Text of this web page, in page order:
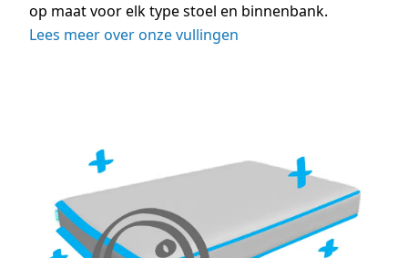
op maat voor elk type stoel en binnenbank.
Lees meer over onze vullingen